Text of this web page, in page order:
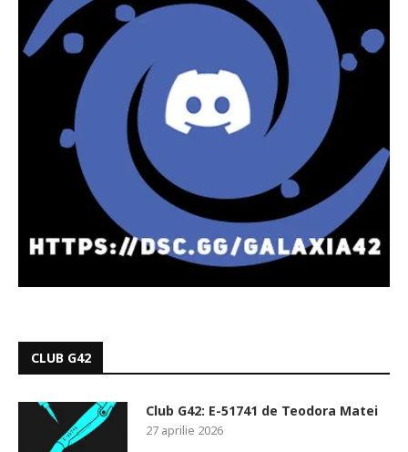
CLUB G42
Club G42: E-51741 de Teodora Matei
27 aprilie 2026